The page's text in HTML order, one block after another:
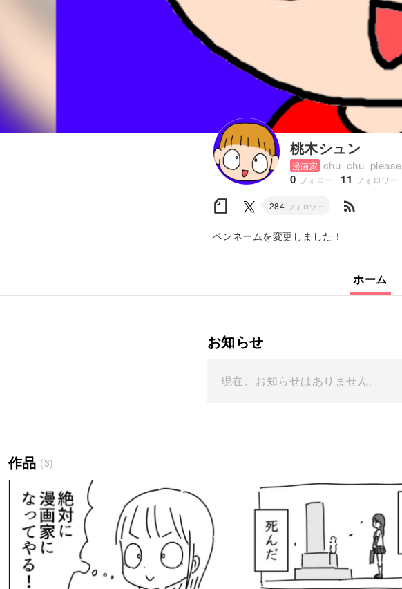
桃木シュン
漫画家 chu_chu_please
0 フォロー 11 フォロワー
284 フォロワー rss_feed
ペンネームを変更しました！
ホーム
お知らせ
現在、お知らせはありません。
作品 (3)